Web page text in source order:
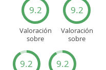
9.2
Valoración
sobre
9.2
Valoración
sobre
turísticos
9.2 9.2